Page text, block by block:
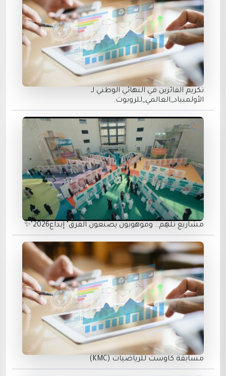
تكريم الفائزين في النهائي الوطني لـ
الأولمبياد_العالمي_للروبوت.
مشاريع تُلهِم.. وموهوبون يصنعون الفرق" إبداع2026"✨
مسابقة كاوست للرياضيات (KMC)